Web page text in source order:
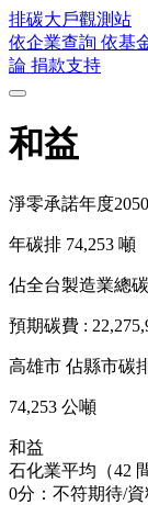
排碳大戶觀測站
依企業查詢 依基
論 捐款支持
和益
淨零承諾年度2050
年碳排 74,253 噸
佔全台製造業總
預期碳費 :
高雄市 佔縣市碳
74,253 公噸
和益
石化業平均（42
0分：不符期待/資